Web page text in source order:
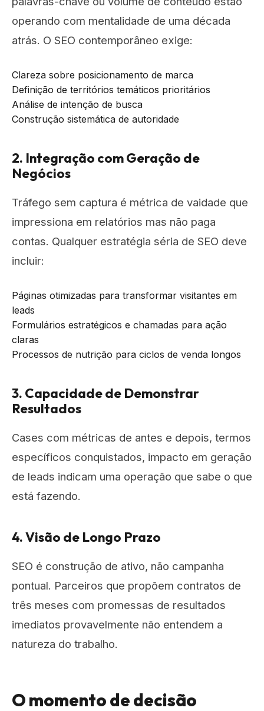
operando com mentalidade de uma década
atrás. O SEO contemporâneo exige:
Clareza sobre posicionamento de marca
Definição de territórios temáticos prioritários
Análise de intenção de busca
Construção sistemática de autoridade
2. Integração com Geração de
Negócios
Tráfego sem captura é métrica de vaidade que
impressiona em relatórios mas não paga
contas. Qualquer estratégia séria de SEO deve
incluir:
Páginas otimizadas para transformar visitantes em
leads
Formulários estratégicos e chamadas para ação
claras
Processos de nutrição para ciclos de venda longos
3. Capacidade de Demonstrar
Resultados
Cases com métricas de antes e depois, termos
específicos conquistados, impacto em geração
de leads indicam uma operação que sabe o que
está fazendo.
4. Visão de Longo Prazo
SEO é construção de ativo, não campanha
pontual. Parceiros que propõem contratos de
três meses com promessas de resultados
imediatos provavelmente não entendem a
natureza do trabalho.
O momento de decisão